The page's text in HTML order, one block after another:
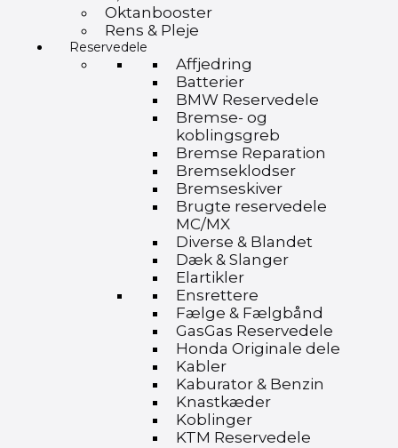
Oktanbooster
Rens & Pleje
Reservedele
Affjedring
Batterier
BMW Reservedele
Bremse- og
koblingsgreb
Bremse Reparation
Bremseklodser
Bremseskiver
Brugte reservedele
MC/MX
Diverse & Blandet
Dæk & Slanger
Elartikler
Ensrettere
Fælge & Fælgbånd
GasGas Reservedele
Honda Originale dele
Kabler
Kaburator & Benzin
Knastkæder
Koblinger
KTM Reservedele